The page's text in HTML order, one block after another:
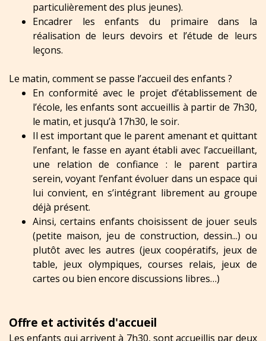
particulièrement des plus jeunes).
Encadrer les enfants du primaire dans la
réalisation de leurs devoirs et l’étude de leurs
leçons.
Le matin, comment se passe l’accueil des enfants ?
En conformité avec le projet d’établissement de
l’école, les enfants sont accueillis à partir de 7h30,
le matin, et jusqu’à 17h30, le soir.
Il est important que le parent amenant et quittant
l’enfant, le fasse en ayant établi avec l’accueillant,
une relation de confiance : le parent partira
serein, voyant l’enfant évoluer dans un espace qui
lui convient, en s’intégrant librement au groupe
déjà présent.
Ainsi, certains enfants choisissent de jouer seuls
(petite maison, jeu de construction, dessin...) ou
plutôt avec les autres (jeux coopératifs, jeux de
table, jeux olympiques, courses relais, jeux de
cartes ou bien encore discussions libres…)
Offre et activités d'accueil
Les enfants qui arrivent à 7h30, sont accueillis par deux